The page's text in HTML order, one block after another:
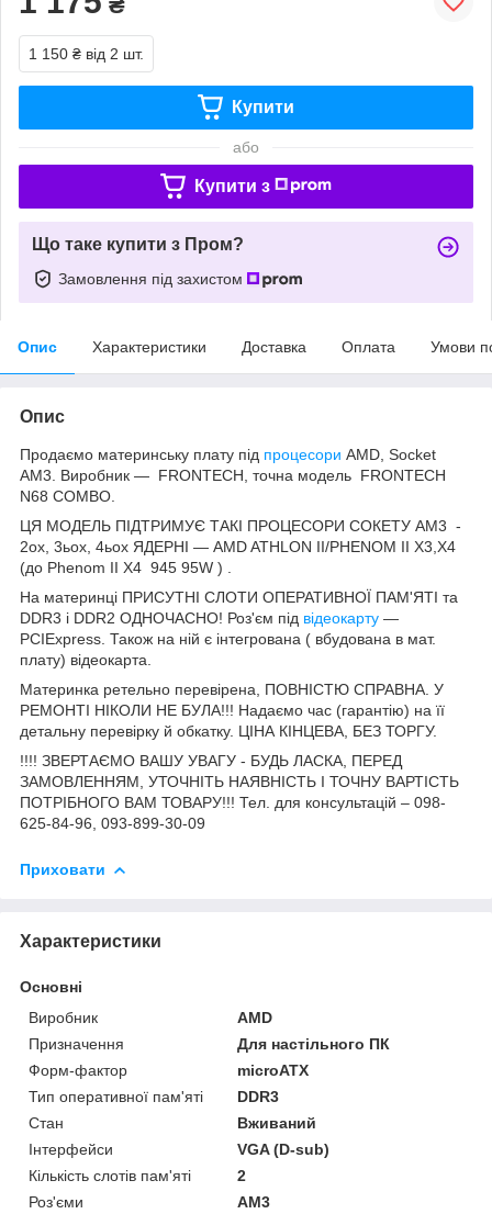
1 150 ₴ від 2 шт.
Купити
або
Купити з
Що таке купити з Пром?
Замовлення під захистом
Опис Характеристики Доставка Оплата Умови
Опис
Продаємо материнську плату під процесори AMD, Socket
AM3. Виробник — FRONTECH, точна модель FRONTECH
N68 COMBO.
ЦЯ МОДЕЛЬ ПІДТРИМУЄ ТАКІ ПРОЦЕСОРИ СОКЕТУ AM3 -
2ох, 3ьоx, 4ьох ЯДЕРНІ — AMD ATHLON II/PHENOM II X3,X4
(до Phenom II X4 945 95W ) .
На материнці ПРИСУТНІ СЛОТИ ОПЕРАТИВНОЇ ПАМ'ЯТІ та
DDR3 і DDR2 ОДНОЧАСНО! Роз'єм під відеокарту —
PCIExpress. Також на ній є інтегрована ( вбудована в мат.
плату) відеокарта.
Материнка ретельно перевірена, ПОВНІСТЮ СПРАВНА. У
РЕМОНТІ НІКОЛИ НЕ БУЛА!!! Надаємо час (гарантію) на її
детальну перевірку й обкатку. ЦІНА КІНЦЕВА, БЕЗ ТОРГУ.
!!!! ЗВЕРТАЄМО ВАШУ УВАГУ - БУДЬ ЛАСКА, ПЕРЕД
ЗАМОВЛЕННЯМ, УТОЧНІТЬ НАЯВНІСТЬ І ТОЧНУ ВАРТІСТЬ
ПОТРІБНОГО ВАМ ТОВАРУ!!! Тел. для консультацій – 098-
625-84-96, 093-899-30-09
Приховати
Характеристики
Основні
Виробник
AMD
Призначення
Для настільного ПК
Форм-фактор
microATX
Тип оперативної пам'яті
DDR3
Стан
Вживаний
Інтерфейси
VGA (D-sub)
Кількість слотів пам'яті
2
Роз'єми
AM3